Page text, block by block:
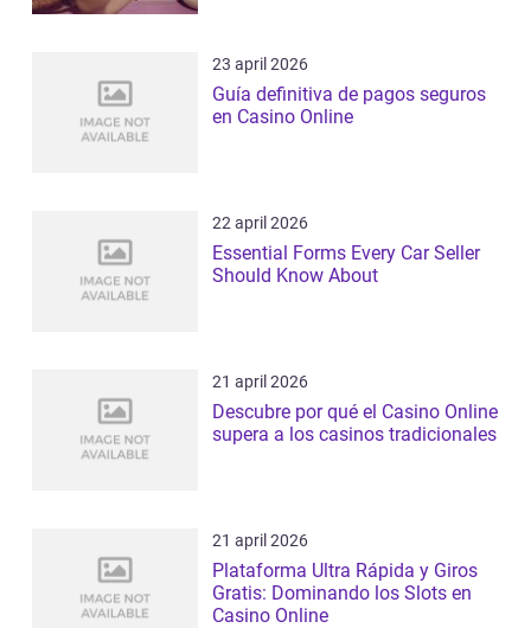
23 april 2026
Guía definitiva de pagos seguros
en Casino Online
22 april 2026
Essential Forms Every Car Seller
Should Know About
21 april 2026
Descubre por qué el Casino Online
supera a los casinos tradicionales
21 april 2026
Plataforma Ultra Rápida y Giros
Gratis: Dominando los Slots en
Casino Online